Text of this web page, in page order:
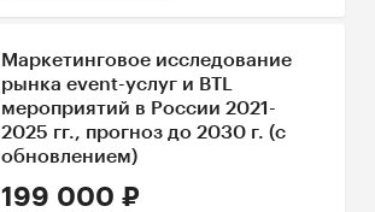
Маркетинговое исследование
рынка event-услуг и BTL
мероприятий в России 2021-
2025 гг., прогноз до 2030 г. (с
обновлением)
199 000 ₽